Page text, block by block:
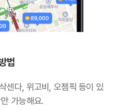
법
센다, 위고비, 오젬픽 등이 있
가능해요.